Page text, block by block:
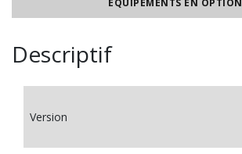
Descriptif
Version